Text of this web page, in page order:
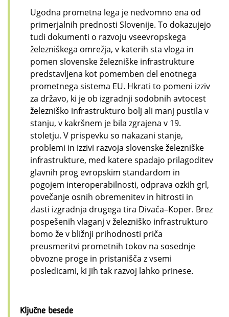
Ugodna prometna lega je nedvomno ena od
primerjalnih prednosti Slovenije. To dokazujejo
tudi dokumenti o razvoju vseevropskega
železniškega omrežja, v katerih sta vloga in
pomen slovenske železniške infrastrukture
predstavljena kot pomemben del enotnega
prometnega sistema EU. Hkrati to pomeni izziv
za državo, ki je ob izgradnji sodobnih avtocest
železniško infrastrukturo bolj ali manj pustila v
stanju, v kakršnem je bila zgrajena v 19.
stoletju. V prispevku so nakazani stanje,
problemi in izzivi razvoja slovenske železniške
infrastrukture, med katere spadajo prilagoditev
glavnih prog evropskim standardom in
pogojem interoperabilnosti, odprava ozkih grl,
povečanje osnih obremenitev in hitrosti in
zlasti izgradnja drugega tira Divača–Koper. Brez
pospešenih vlaganj v železniško infrastrukturo
bomo že v bližnji prihodnosti priča
preusmeritvi prometnih tokov na sosednje
obvozne proge in pristanišča z vsemi
posledicami, ki jih tak razvoj lahko prinese.
Ključne besede